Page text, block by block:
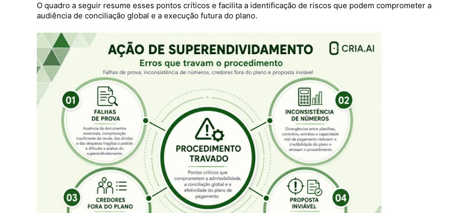
O quadro a seguir resume esses pontos críticos e facilita a identificação de riscos que podem comprometer a
audiência de conciliação global e a execução futura do plano.